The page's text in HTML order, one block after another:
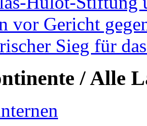
vor Gericht
Sieg für
/ Alle